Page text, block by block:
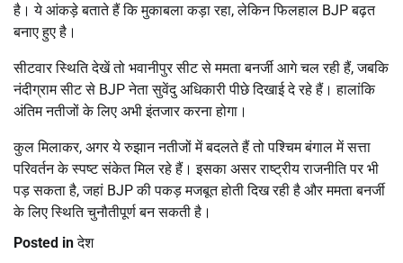
है। ये आंकड़े बताते हैं कि मुकाबला कड़ा रहा, लेकिन फिलहाल BJP बढ़त
बनाए हुए है।
सीटवार स्थिति देखें तो भवानीपुर सीट से ममता बनर्जी आगे चल रही हैं, जबकि
नंदीग्राम सीट से BJP नेतासुवेंदु अधिकारीपीछे दिखाई दे रहे हैं। हालांकि
अंतिम नतीजों के लिए अभी इंतजार करना होगा।
कुल मिलाकर, अगर ये रुझान नतीजों में बदलते हैं तो पश्चिम बंगाल में सत्ता
परिवर्तन के स्पष्ट संकेत मिल रहे हैं। इसका असर राष्ट्रीय राजनीति पर भी
पड़ सकता है, जहां BJP की पकड़ मजबूत होती दिख रही है और ममता बनर्जी
के लिए स्थिति चुनौतीपूर्ण बन सकती है।
Posted inदेश